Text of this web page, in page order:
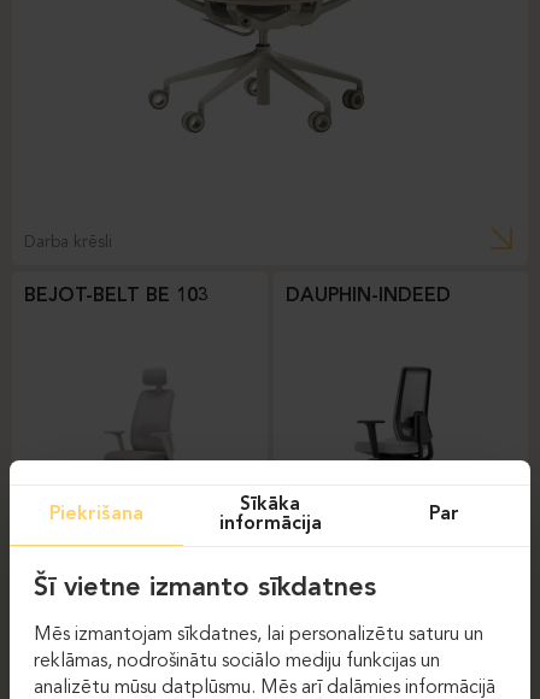
Darba krēsli
BEJOT-BELT BE 103
Darba krēsli
DAUPHIN-INDEED
Darba krēsli
DAUPHIN-SHAPE MESH
Piekrišana
Sīkāka
informācija
Par
Šī vietne izmanto sīkdatnes
Mēs izmantojam sīkdatnes, lai personalizētu saturu un
reklāmas, nodrošinātu sociālo mediju funkcijas un
analizētu mūsu datplūsmu. Mēs arī dalāmies informācijā